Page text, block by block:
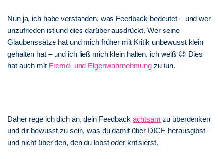
Nun ja, ich habe verstanden, was Feedback bedeutet – und wer
unzufrieden ist und dies darüber ausdrückt. Wer seine
Glaubenssätze hat und mich früher mit Kritik unbewusst klein
gehalten hat – und ich ließ mich klein halten, ich weiß 😉 Dies
hat auch mit Fremd- und Eigenwahrnehmung zu tun.
Daher rege ich dich an, dein Feedback achtsam zu überdenken
und dir bewusst zu sein, was du damit über DICH herausgibst –
und nicht über den, den du lobst oder kritisierst.